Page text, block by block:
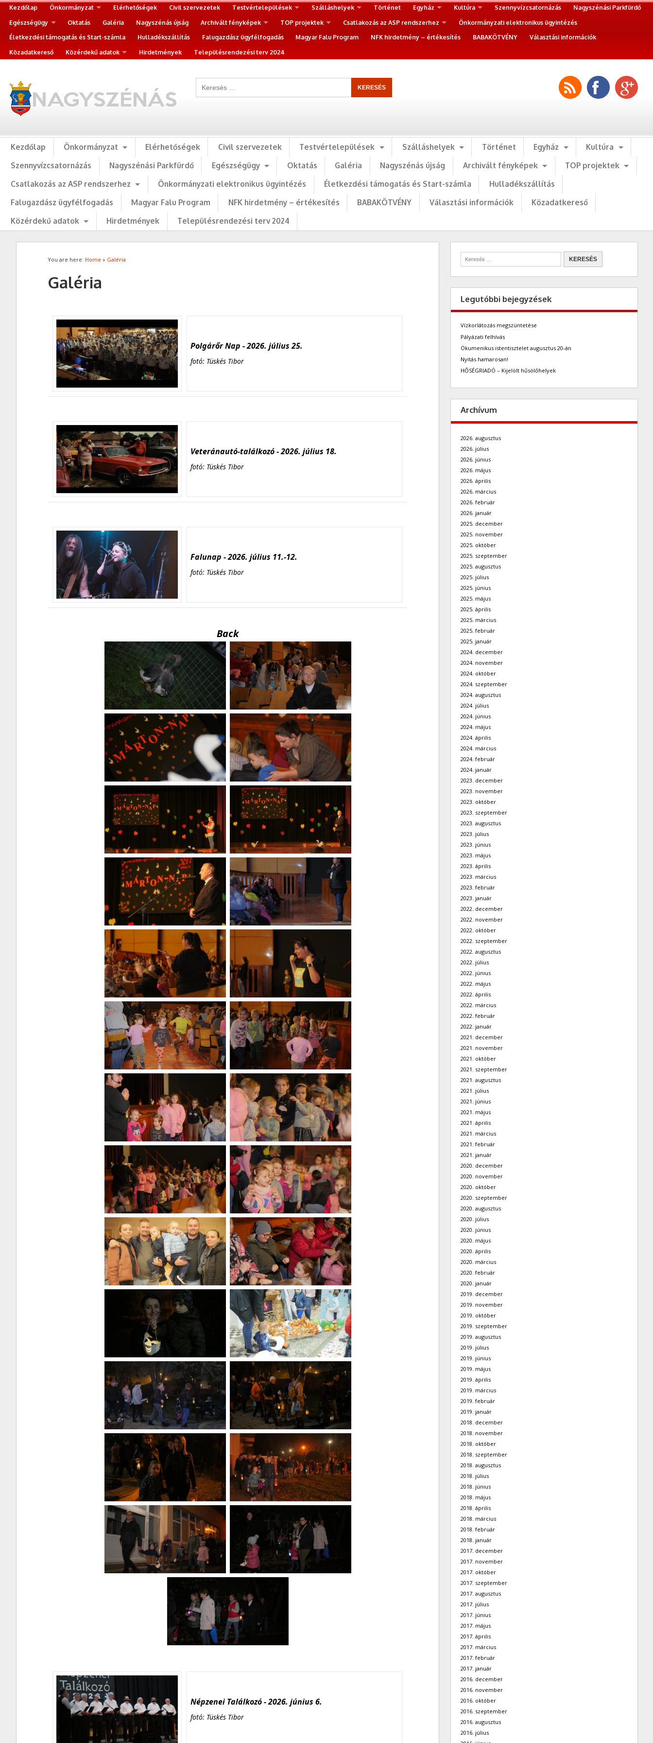
Kezdőlap Önkormányzat Elérhetőségek Civil szervezetek Testvértelepülések Szálláshelyek Történet Egyház Kultúra Szennyvízcsatornázás
Nagyszénási Parkfürdő
Egészségügy
Oktatás Galéria Nagyszénás újság Archivált fényképek TOP projektek Csatlakozás az ASP rendszerhez
Önkormányzati elektronikus ügyintézés
Életkezdési támogatás és Start-számla
Hulladékszállítás Falugazdász ügyfélfogadás Magyar Falu Program NFK hirdetmény – értékesítés BABAKÖTVÉNY
Választási információk
Közadatkereső
Közérdekű adatok Hirdetmények Településrendezési terv 2024
Kezdőlap Önkormányzat Elérhetőségek Civil szervezetek Testvértelepülések Szálláshelyek Történet Egyház
Kultúra
Szennyvízcsatornázás
Nagyszénási Parkfürdő Egészségügy Oktatás Galéria Nagyszénás újság Archivált fényképek
TOP projektek
Csatlakozás az ASP rendszerhez
Önkormányzati elektronikus ügyintézés Életkezdési támogatás és Start-számla
Hulladékszállítás
Falugazdász ügyfélfogadás
Magyar Falu Program NFK hirdetmény – értékesítés BABAKÖTVÉNY Választási információk
Közadatkereső
Közérdekű adatok
Hirdetmények Településrendezési terv 2024
You are here: Home » Galéria
Galéria
Polgárőr Nap - 2026. július 25.
fotó: Tüskés Tibor
Veteránautó-találkozó - 2026. július 18.
fotó: Tüskés Tibor
Falunap - 2026. július 11.-12.
fotó: Tüskés Tibor
Back
Népzenei Találkozó - 2026. június 6.
fotó: Tüskés Tibor
Legutóbbi bejegyzések
Vízkorlátozás megszüntetése
Pályázati felhívás
Ökumenikus istentisztelet augusztus 20-án
Nyitás hamarosan!
HŐSÉGRIADÓ – Kijelölt hűsölőhelyek
Archívum
2026. augusztus
2026. július
2026. június
2026. május
2026. április
2026. március
2026. február
2026. január
2025. december
2025. november
2025. október
2025. szeptember
2025. augusztus
2025. július
2025. június
2025. május
2025. április
2025. március
2025. február
2025. január
2024. december
2024. november
2024. október
2024. szeptember
2024. augusztus
2024. július
2024. június
2024. május
2024. április
2024. március
2024. február
2024. január
2023. december
2023. november
2023. október
2023. szeptember
2023. augusztus
2023. július
2023. június
2023. május
2023. április
2023. március
2023. február
2023. január
2022. december
2022. november
2022. október
2022. szeptember
2022. augusztus
2022. július
2022. június
2022. május
2022. április
2022. március
2022. február
2022. január
2021. december
2021. november
2021. október
2021. szeptember
2021. augusztus
2021. július
2021. június
2021. május
2021. április
2021. március
2021. február
2021. január
2020. december
2020. november
2020. október
2020. szeptember
2020. augusztus
2020. július
2020. június
2020. május
2020. április
2020. március
2020. február
2020. január
2019. december
2019. november
2019. október
2019. szeptember
2019. augusztus
2019. július
2019. június
2019. május
2019. április
2019. március
2019. február
2019. január
2018. december
2018. november
2018. október
2018. szeptember
2018. augusztus
2018. július
2018. június
2018. május
2018. április
2018. március
2018. február
2018. január
2017. december
2017. november
2017. október
2017. szeptember
2017. augusztus
2017. július
2017. június
2017. május
2017. április
2017. március
2017. február
2017. január
2016. december
2016. november
2016. október
2016. szeptember
2016. augusztus
2016. július